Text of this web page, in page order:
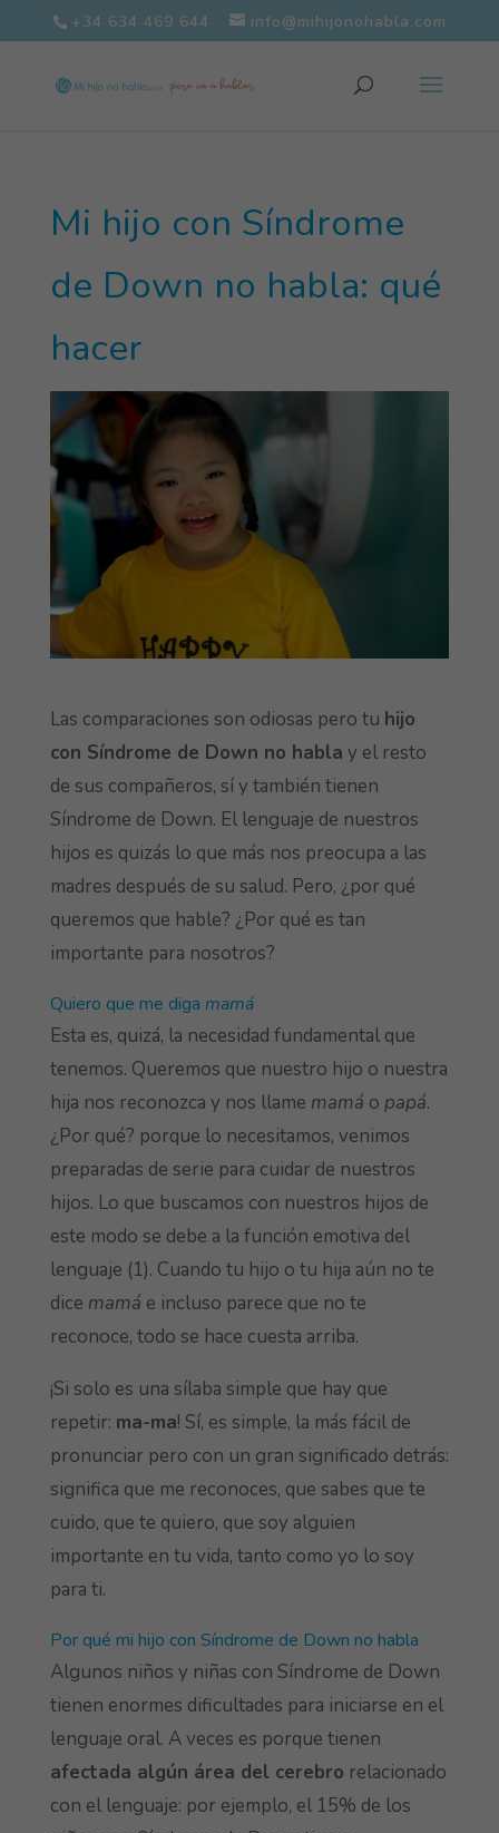
+34 634 469 644 info@mihijonohabla.com
Mi hijo con Síndrome
de Down no habla: qué
hacer
Las comparaciones son odiosas pero tu hijo
con Síndrome de Down no habla y el resto
de sus compañeros, sí y también tienen
Síndrome de Down. El lenguaje de nuestros
hijos es quizás lo que más nos preocupa a las
madres después de su salud. Pero, ¿por qué
queremos que hable? ¿Por qué es tan
importante para nosotros?
Quiero que me diga mamá
Esta es, quizá, la necesidad fundamental que
tenemos. Queremos que nuestro hijo o nuestra
hija nos reconozca y nos llame mamá o papá.
¿Por qué? porque lo necesitamos, venimos
preparadas de serie para cuidar de nuestros
hijos. Lo que buscamos con nuestros hijos de
este modo se debe a la función emotiva del
lenguaje (1). Cuando tu hijo o tu hija aún no te
dice mamá e incluso parece que no te
reconoce, todo se hace cuesta arriba.
¡Si solo es una sílaba simple que hay que
repetir: ma-ma! Sí, es simple, la más fácil de
pronunciar pero con un gran significado detrás:
significa que me reconoces, que sabes que te
cuido, que te quiero, que soy alguien
importante en tu vida, tanto como yo lo soy
para ti.
Por qué mi hijo con Síndrome de Down no habla
Algunos niños y niñas con Síndrome de Down
tienen enormes dificultades para iniciarse en el
lenguaje oral. A veces es porque tienen
afectada algún área del cerebro relacionado
con el lenguaje: por ejemplo, el 15% de los